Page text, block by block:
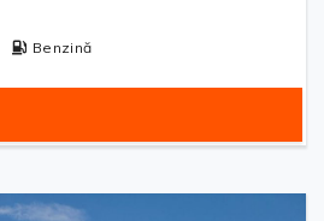
Benzină